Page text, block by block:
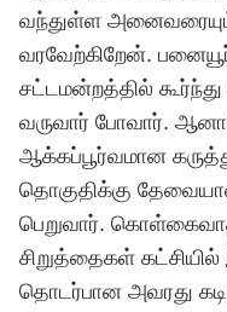
வந்துள்ள அனைவரையும்
வரவேற்கிறேன்.
சட்டமன்றத்தில்
வருவார் போவார்.
ஆக்கப்பூர்வமான
தொகுதிக்கு
பெறுவார்.
சிறுத்தைகள் கட்சியில்
தொடர்பான அவரது